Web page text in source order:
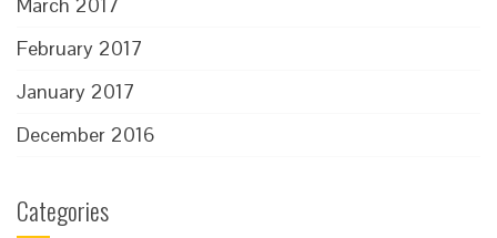
March 2017
February 2017
January 2017
December 2016
Categories